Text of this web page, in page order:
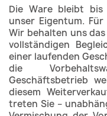
Die Ware bleibt bis
unser Eigentum.
Wir behalten uns
vollständigen
einer laufenden
die
Geschäftsbetrieb
diesem
treten Sie –